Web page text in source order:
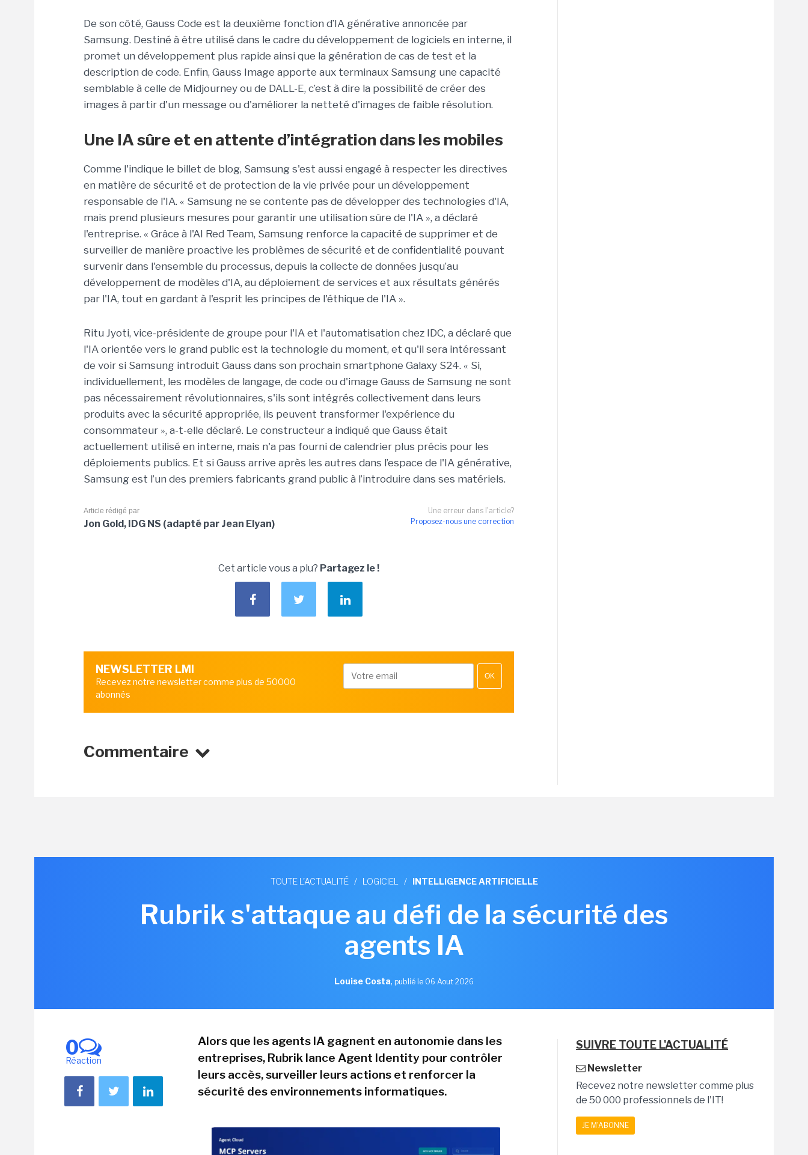
De son côté, Gauss Code est la deuxième fonction d’IA générative annoncée par
Samsung. Destiné à être utilisé dans le cadre du développement de logiciels en interne, il
promet un développement plus rapide ainsi que la génération de cas de test et la
description de code. Enfin, Gauss Image apporte aux terminaux Samsung une capacité
semblable à celle de Midjourney ou de DALL-E, c’est à dire la possibilité de créer des
images à partir d'un message ou d'améliorer la netteté d'images de faible résolution.
Une IA sûre et en attente d’intégration dans les mobiles
Comme l'indique le billet de blog, Samsung s'est aussi engagé à respecter les directives
en matière de sécurité et de protection de la vie privée pour un développement
responsable de l'IA. « Samsung ne se contente pas de développer des technologies d'IA,
mais prend plusieurs mesures pour garantir une utilisation sûre de l'IA », a déclaré
l'entreprise. « Grâce à l'AI Red Team, Samsung renforce la capacité de supprimer et de
surveiller de manière proactive les problèmes de sécurité et de confidentialité pouvant
survenir dans l'ensemble du processus, depuis la collecte de données jusqu’au
développement de modèles d'IA, au déploiement de services et aux résultats générés
par l'IA, tout en gardant à l'esprit les principes de l'éthique de l'IA ».
Ritu Jyoti, vice-présidente de groupe pour l'IA et l'automatisation chez IDC, a déclaré que
l'IA orientée vers le grand public est la technologie du moment, et qu'il sera intéressant
de voir si Samsung introduit Gauss dans son prochain smartphone Galaxy S24. « Si,
individuellement, les modèles de langage, de code ou d'image Gauss de Samsung ne sont
pas nécessairement révolutionnaires, s'ils sont intégrés collectivement dans leurs
produits avec la sécurité appropriée, ils peuvent transformer l'expérience du
consommateur », a-t-elle déclaré. Le constructeur a indiqué que Gauss était
actuellement utilisé en interne, mais n'a pas fourni de calendrier plus précis pour les
déploiements publics. Et si Gauss arrive après les autres dans l’espace de l'IA générative,
Samsung est l’un des premiers fabricants grand public à l’introduire dans ses matériels.
Une erreur dans l'article?
Proposez-nous une correction
Article rédigé par
Jon Gold, IDG NS (adapté par Jean Elyan)
Cet article vous a plu? Partagez le !
NEWSLETTER LMI
Recevez notre newsletter comme plus de 50000
abonnés
OK
Commentaire
TOUTE L'ACTUALITÉ / LOGICIEL / INTELLIGENCE ARTIFICIELLE
Rubrik s'attaque au défi de la sécurité des
agents IA
Louise Costa, publié le 06 Aout 2026
0
Réaction
Alors que les agents IA gagnent en autonomie dans les
entreprises, Rubrik lance Agent Identity pour contrôler
leurs accès, surveiller leurs actions et renforcer la
sécurité des environnements informatiques.
SUIVRE TOUTE L'ACTUALITÉ
Newsletter
Recevez notre newsletter comme plus
de 50 000 professionnels de l'IT!
JE M'ABONNE